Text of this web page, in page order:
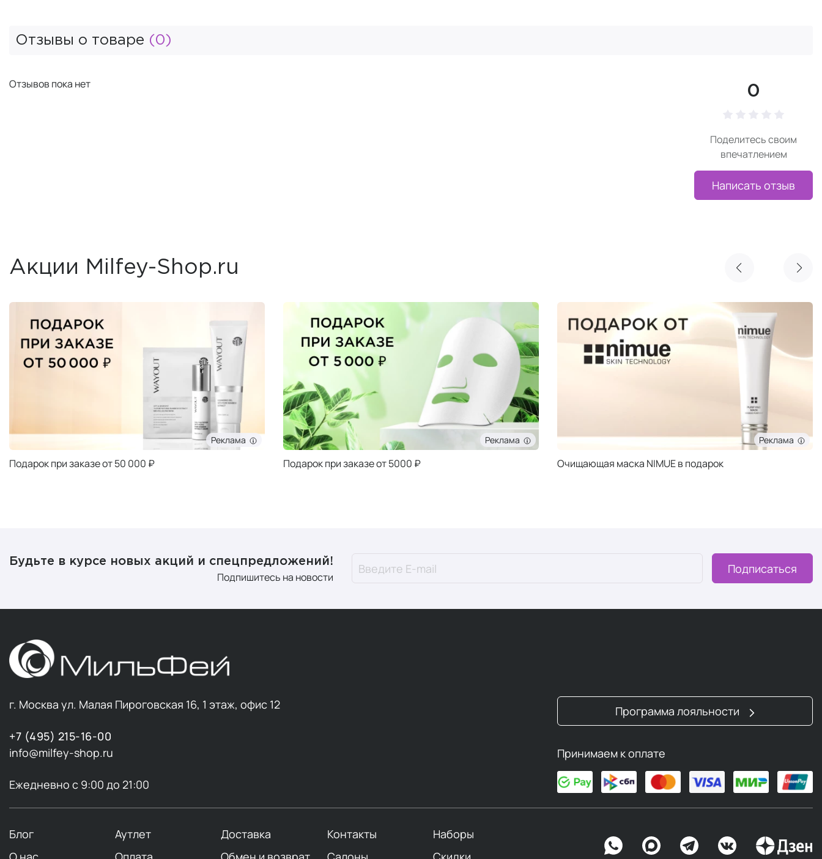
Отзывы о товаре (0)
0
Поделитесь своим
впечатлением
Написать отзыв
Отзывов пока нет
Акции Milfey-Shop.ru
Реклама
Подарок при заказе от 50 000 ₽
Реклама
Подарок при заказе от 5000 ₽
Реклама
Очищающая маска NIMUE в подарок
Будьте в курсе новых акций и спецпредложений!
Подпишитесь на новости
Подписаться
г. Москва ул. Малая Пироговская 16, 1 этаж, офис 12
+7 (495) 215-16-00
info@milfey-shop.ru
Ежедневно с 9:00 до 21:00
Программа лояльности
Принимаем к оплате
Блог Аутлет Доставка Контакты
Наборы